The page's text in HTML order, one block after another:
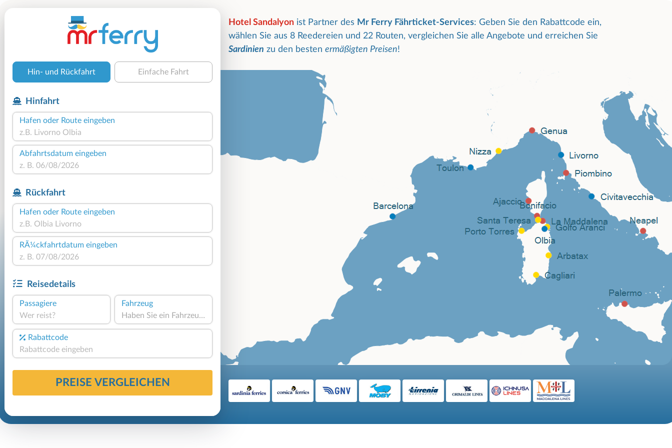
Hin- und Rückfahrt Einfache Fahrt
Hinfahrt
Hafen oder Route eingeben
Abfahrtsdatum eingeben
Rückfahrt
Hafen oder Route eingeben
RÃ¼ckfahrtdatum eingeben
Reisedetails
Passagiere
Wer reist?
Fahrzeug
Haben Sie ein Fahrzeug?
Rabattcode
PREISE VERGLEICHEN
Hotel Sandalyon ist Partner des Mr Ferry Fährticket-Services: Geben Sie den Rabattcode ein,
wählen Sie aus 8 Reedereien und 22 Routen, vergleichen Sie alle Angebote und erreichen Sie
Sardinien zu den besten ermäßigten Preisen!